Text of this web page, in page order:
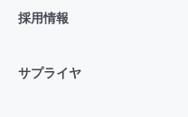
採用情報
サプライヤ